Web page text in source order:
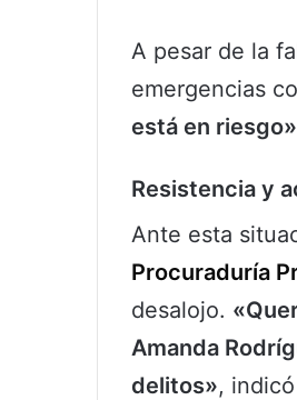
A pesar de la
emergencias
está en riesgo»
Resistencia y
Ante esta
Procuraduría
desalojo.
Amanda
delitos»,